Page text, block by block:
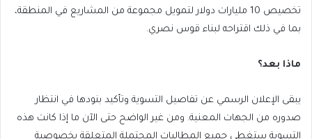
تخصيص 10 مليارات دولار لتمويل مجموعة من المشاريع في المنطقة،
بما في ذلك اقتراحه لبناء قوس نصري.
ماذا بعد؟
يبقى الإعلان الرسمي عن تفاصيل التسوية وتأكيد بنودها في انتظار
صدوره من الجهات المعنية. ومن غير الواضح حتى الآن ما إذا كانت هذه
التسوية ستغطي جميع المطالبات المحتملة المتعلقة بخصوصية